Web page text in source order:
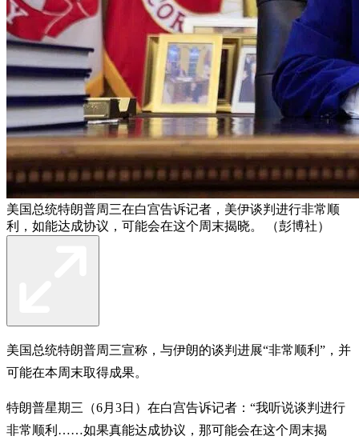
美国总统特朗普周三在白宫告诉记者，美伊谈判进行非常顺
利，如能达成协议，可能会在这个周末揭晓。 （彭博社）
美国总统特朗普周三宣称，与伊朗的谈判进展“非常顺利”，并
可能在本周末取得成果。
特朗普星期三（6月3日）在白宫告诉记者：“我听说谈判进行
非常顺利……如果真能达成协议，那可能会在这个周末揭